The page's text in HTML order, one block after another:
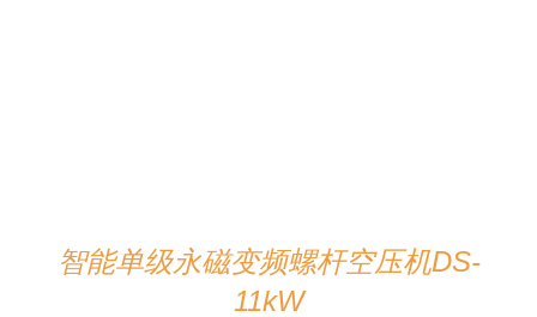
智能单级永磁变频螺杆空压机DS-
11kW